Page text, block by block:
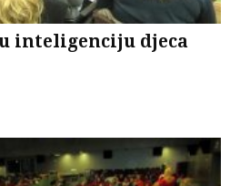
inteligenciju djeca